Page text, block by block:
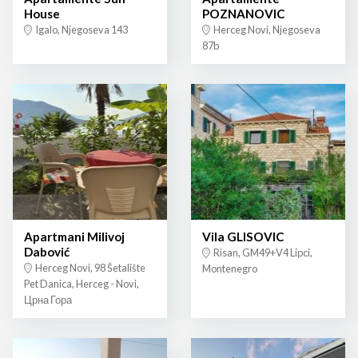
House
Igalo, Njegoseva 143
POZNANOVIC
Herceg Novi, Njegoseva
87b
Apartmani Milivoj
Dabović
Herceg Novi, 98 Šetalište
Pet Danica, Herceg - Novi,
Црна Гора
Vila GLISOVIC
Risan, GM49+V4 Lipci,
Montenegro